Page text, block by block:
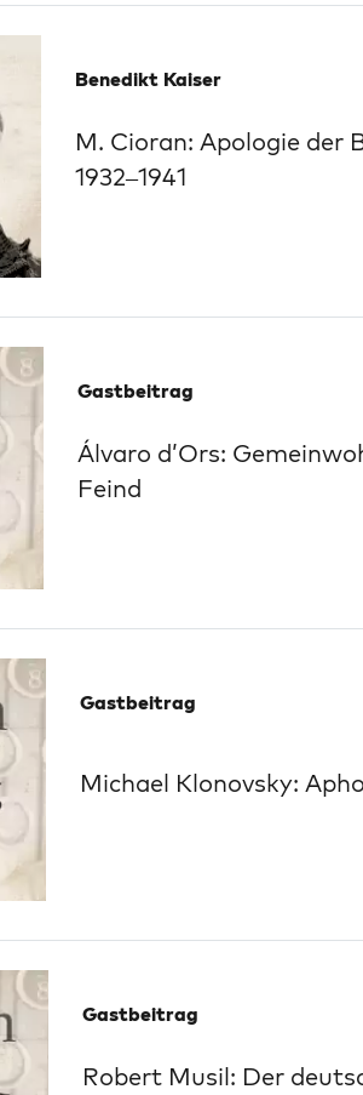
Benedikt Kaiser
M. Cioran: Apologie der
1932–1941
Gastbeitrag
Álvaro d’Ors:
Feind
Gastbeitrag
Michael Klonovsky:
Gastbeitrag
Robert Musil: Der